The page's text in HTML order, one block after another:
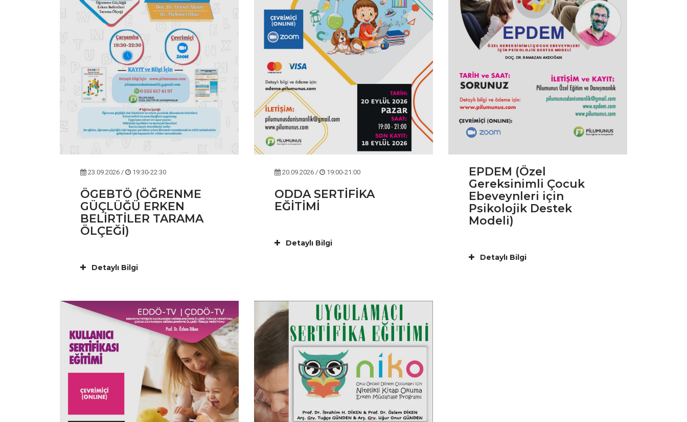
23.09.2026 / 19:30-22:30
ÖGEBTÖ (ÖĞRENME
GÜÇLÜĞÜ ERKEN
BELİRTİLER TARAMA
ÖLÇEĞİ)
Detaylı Bilgi
20.09.2026 / 19:00-21:00
ODDA SERTİFİKA
EĞİTİMİ
Detaylı Bilgi
EPDEM (Özel
Gereksinimli Çocuk
Ebeveynleri için
Psikolojik Destek
Modeli)
Detaylı Bilgi